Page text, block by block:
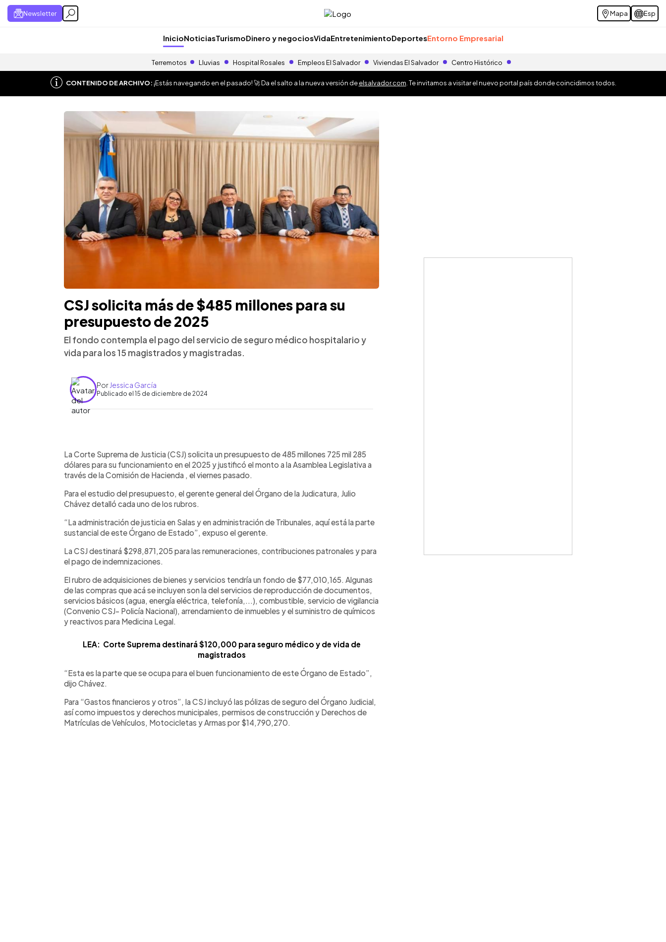
Newsletter Mapa Esp
InicioNoticiasTurismoDinero y negociosVidaEntretenimientoDeportesEntorno Empresarial
Terremotos Lluvias Hospital Rosales Empleos El Salvador Viviendas El Salvador Centro Histórico
CONTENIDO DE ARCHIVO:¡Estás navegando en el pasado! 🚀 Da el salto a la nueva versión deelsalvador.com . Te invitamos a visitar el nuevo portal país donde coincidimos todos.
CSJ solicita más de $485 millones para su
presupuesto de 2025
El fondo contempla el pago del servicio de seguro médico hospitalario y
vida para los 15 magistrados y magistradas.
Por Jessica García
Publicado el 15 de diciembre de 2024
► Escuchar artículo
La Corte Suprema de Justicia (CSJ) solicita un presupuesto de 485 millones 725 mil 285
dólares para su funcionamiento en el 2025 y justificó el monto a la Asamblea Legislativa a
través de la Comisión de Hacienda , el viernes pasado.
Para el estudio del presupuesto, el gerente general del Órgano de la Judicatura, Julio
Chávez detalló cada uno de los rubros.
“La administración de justicia en Salas y en administración de Tribunales, aquí está la parte
sustancial de este Órgano de Estado”, expuso el gerente.
La CSJ destinará $298,871,205 para las remuneraciones, contribuciones patronales y para
el pago de indemnizaciones.
El rubro de adquisiciones de bienes y servicios tendría un fondo de $77,010,165. Algunas
de las compras que acá se incluyen son la del servicios de reproducción de documentos,
servicios básicos (agua, energía eléctrica, telefonía,...), combustible, servicio de vigilancia
(Convenio CSJ- Policía Nacional), arrendamiento de inmuebles y el suministro de químicos
y reactivos para Medicina Legal.
LEA: Corte Suprema destinará $120,000 para seguro médico y de vida de
magistrados
“Esta es la parte que se ocupa para el buen funcionamiento de este Órgano de Estado”,
dijo Chávez.
Para “Gastos financieros y otros”, la CSJ incluyó las pólizas de seguro del Órgano Judicial,
así como impuestos y derechos municipales, permisos de construcción y Derechos de
Matrículas de Vehículos, Motocicletas y Armas por $14,790,270.